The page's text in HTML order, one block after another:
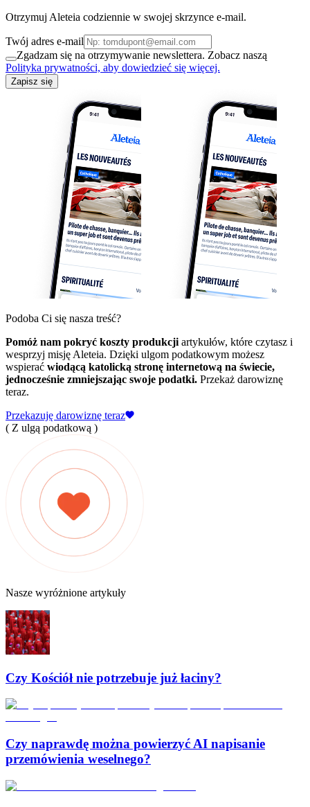
Otrzymuj Aleteia codziennie w swojej skrzynce e-mail.
Twój adres e-mail
Zgadzam się na otrzymywanie newslettera. Zobacz naszą
Polityka prywatności, aby dowiedzieć się więcej.
Zapisz się
Podoba Ci się nasza treść?
Pomóż nam pokryć koszty produkcji artykułów, które czytasz i
wesprzyj misję Aleteia. Dzięki ulgom podatkowym możesz
wspierać wiodącą katolicką stronę internetową na świecie,
jednocześnie zmniejszając swoje podatki. Przekaż darowiznę
teraz.
Przekazuję darowiznę teraz
( Z ulgą podatkową )
Nasze wyróżnione artykuły
Czy Kościół nie potrzebuje już łaciny?
Czy naprawdę można powierzyć AI napisanie
przemówienia weselnego?